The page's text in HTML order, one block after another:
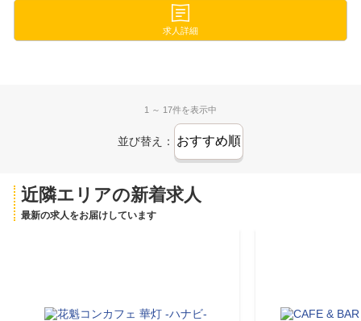
まずは体験入店からでもOKです✨
少しでも気になったら応募してくださいね😌
求人詳細
1 ～ 17件を表示中
並び替え：
近隣エリアの新着求人
最新の求人をお届けしています